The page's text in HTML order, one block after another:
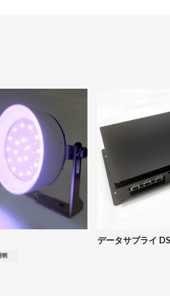
明
データサプライ